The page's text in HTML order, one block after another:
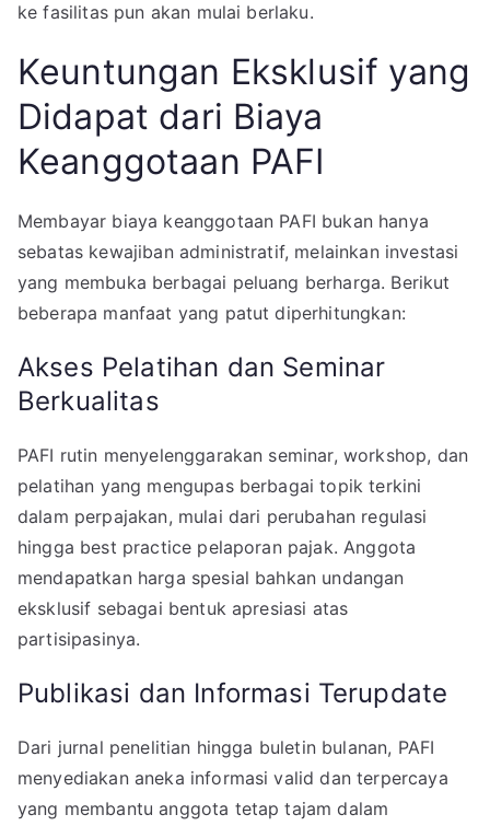
ke fasilitas pun akan mulai berlaku.
Keuntungan Eksklusif yang
Didapat dari Biaya
Keanggotaan PAFI
Membayar biaya keanggotaan PAFI bukan hanya
sebatas kewajiban administratif, melainkan investasi
yang membuka berbagai peluang berharga. Berikut
beberapa manfaat yang patut diperhitungkan:
Akses Pelatihan dan Seminar
Berkualitas
PAFI rutin menyelenggarakan seminar, workshop, dan
pelatihan yang mengupas berbagai topik terkini
dalam perpajakan, mulai dari perubahan regulasi
hingga best practice pelaporan pajak. Anggota
mendapatkan harga spesial bahkan undangan
eksklusif sebagai bentuk apresiasi atas
partisipasinya.
Publikasi dan Informasi Terupdate
Dari jurnal penelitian hingga buletin bulanan, PAFI
menyediakan aneka informasi valid dan terpercaya
yang membantu anggota tetap tajam dalam